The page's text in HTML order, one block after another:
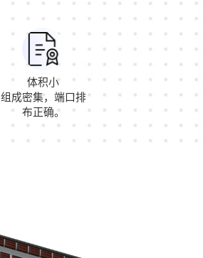
体积小
组成密集，端口排
布正确。